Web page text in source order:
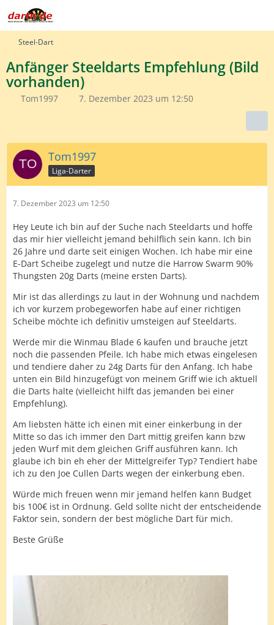
Steel-Dart
Anfänger Steeldarts Empfehlung (Bild
vorhanden)
Tom1997 7. Dezember 2023 um 12:50
Tom1997
Liga-Darter
7. Dezember 2023 um 12:50
Hey Leute ich bin auf der Suche nach Steeldarts und hoffe
das mir hier vielleicht jemand behilflich sein kann. Ich bin
26 Jahre und darte seit einigen Wochen. Ich habe mir eine
E-Dart Scheibe zugelegt und nutze die Harrow Swarm 90%
Thungsten 20g Darts (meine ersten Darts).
Mir ist das allerdings zu laut in der Wohnung und nachdem
ich vor kurzem probegeworfen habe auf einer richtigen
Scheibe möchte ich definitiv umsteigen auf Steeldarts.
Werde mir die Winmau Blade 6 kaufen und brauche jetzt
noch die passenden Pfeile. Ich habe mich etwas eingelesen
und tendiere daher zu 24g Darts für den Anfang. Ich habe
unten ein Bild hinzugefügt von meinem Griff wie ich aktuell
die Darts halte (vielleicht hilft das jemanden bei einer
Empfehlung).
Am liebsten hätte ich einen mit einer einkerbung in der
Mitte so das ich immer den Dart mittig greifen kann bzw
jeden Wurf mit dem gleichen Griff ausführen kann. Ich
glaube ich bin eh eher der Mittelgreifer Typ? Tendiert habe
ich zu den Joe Cullen Darts wegen der einkerbung eben.
Würde mich freuen wenn mir jemand helfen kann Budget
bis 100€ ist in Ordnung. Geld sollte nicht der entscheidende
Faktor sein, sondern der best mögliche Dart für mich.
Beste Grüße